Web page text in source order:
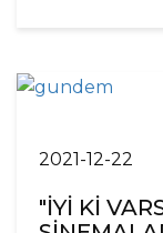
2021-12-22
"İYİ Kİ